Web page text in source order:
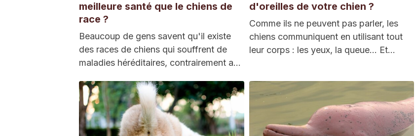
meilleure santé que le chiens de
race ?
Beaucoup de gens savent qu'il existe
des races de chiens qui souffrent de
maladies héréditaires, contrairement aux
d'oreilles de votre chien ?
Comme ils ne peuvent pas parler, les
chiens communiquent en utilisant tout
leur corps : les yeux, la queue… Et…